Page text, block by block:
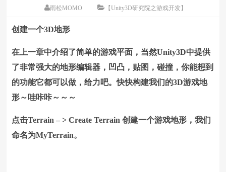
雨松MOMO
【Unity3D研究院之游戏开发】
编辑日期：
创建一个3D地形
在上一章中介绍了简单的游戏平面，当然Unity3D中提供
了非常强大的地形编辑器，凹凸，贴图，碰撞，你能想到
的功能它都可以做，给力吧。快快构建我们的3D游戏地
形～哇咔咔～～～
点击Terrain – > Create Terrain 创建一个游戏地形，我们
命名为MyTerrain。